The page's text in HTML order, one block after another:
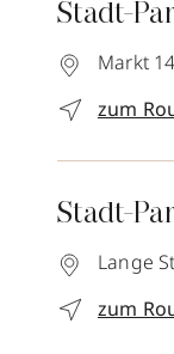
Stadt-
Markt
zum
Stadt-
Lange
zum